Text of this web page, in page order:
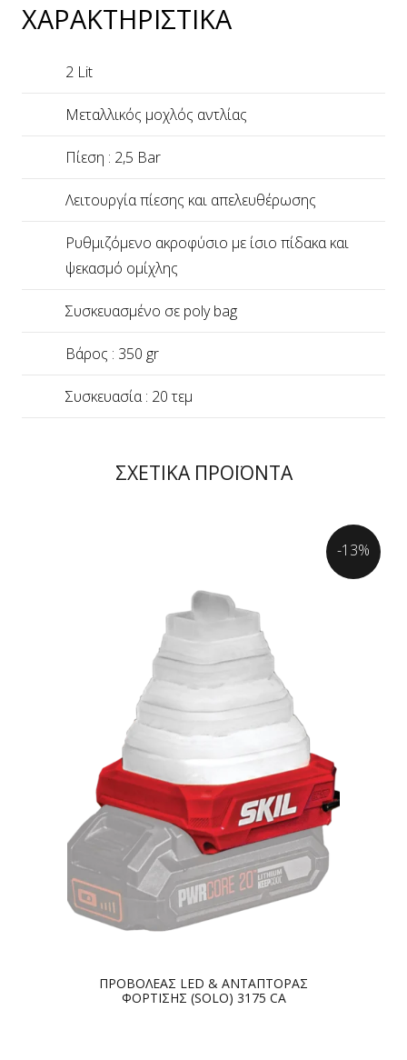
ΧΑΡΑΚΤΗΡΙΣΤΙΚΑ
2 Lit
Μεταλλικός μοχλός αντλίας
Πίεση : 2,5 Bar
Λειτουργία πίεσης και απελευθέρωσης
Ρυθμιζόμενο ακροφύσιο με ίσιο πίδακα και
ψεκασμό ομίχλης
Συσκευασμένο σε poly bag
Βάρος : 350 gr
Συσκευασία : 20 τεμ
ΣΧΕΤΙΚΑ ΠΡΟΪΟΝΤΑ
ΠΡΟΒΟΛΕΑΣ LED & ΑΝΤΑΠΤΟΡΑΣ
ΦΟΡΤΙΣΗΣ (SOLO) 3175 CA
-13%